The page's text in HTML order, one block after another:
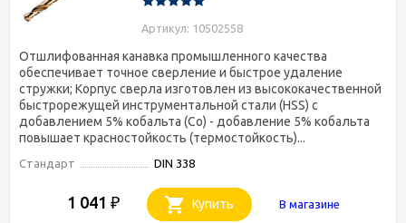
Артикул: 10502558
Отшлифованная канавка промышленного качества
обеспечивает точное сверление и быстрое удаление
стружки; Корпус сверла изготовлен из высококачественной
быстрорежущей инструментальной стали (HSS) с
добавлением 5% кобальта (Co) - добавление 5% кобальта
повышает красностойкость (термостойкость)...
Стандарт DIN 338
1 041 ₽ Купить В магазине